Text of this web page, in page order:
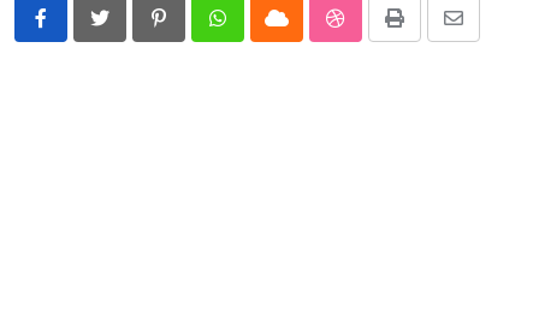
PinterestWhatsappCloud StumbleUpon
Print
Share